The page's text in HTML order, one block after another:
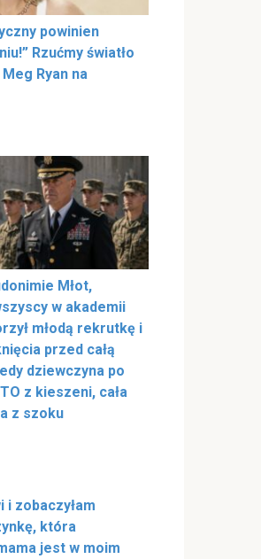
powinien
Rzućmy światło
Ryan na
Młot,
w akademii
młodą rekrutkę i
przed całą
dziewczyna po
z kieszeni, cała
z szoku
i zobaczyłam
która
jest w moim